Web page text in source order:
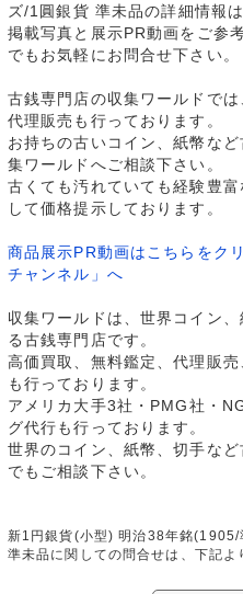
ズ/1圓銀貨 準未品の詳細情報は
掲載写真と展示PR動画をご参
でもお気軽にお問合せ下さい。
古銭専門店の収集ワールドで
代理販売も行っております。
お持ちの古いコイン、紙幣な
集ワールドへご相談下さい。
古くても汚れていても経験豊
して価格提示しております。
商品展示PR動画はこちらをク
チャンネル」へ
収集ワールドは、世界コイン
る古銭専門店です。
高価買取、無料鑑定、代理販
も行っております。
アメリカ大手3社・PMG社・
グ代行も行っております。
世界のコイン、紙幣、切手な
でもご相談下さい。
新1円銀貨(小型) 明治38年銘
準未品に関しての問合せは、下記よ